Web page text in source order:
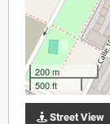
200 m
500 ft
Street View